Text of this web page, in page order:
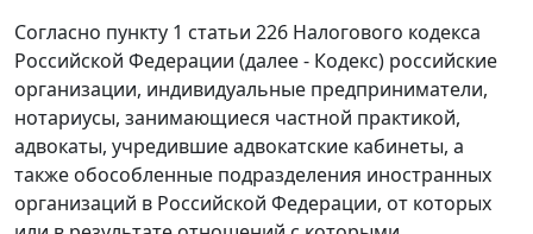
Согласно пункту 1 статьи 226 Налогового кодекса
Российской Федерации (далее - Кодекс) российские
организации, индивидуальные предприниматели,
нотариусы, занимающиеся частной практикой,
адвокаты, учредившие адвокатские кабинеты, а
также обособленные подразделения иностранных
организаций в Российской Федерации, от которых